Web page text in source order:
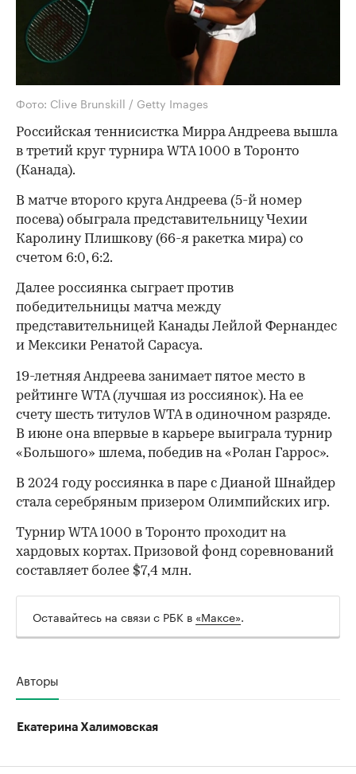
Фото: Clive Brunskill / Getty Images
Российская теннисистка Мирра Андреева вышла
в третий круг турнира WTA 1000 в Торонто
(Канада).
В матче второго круга Андреева (5-й номер
посева) обыграла представительницу Чехии
Каролину Плишкову (66-я ракетка мира) со
счетом 6:0, 6:2.
Далее россиянка сыграет против
победительницы матча между
представительницей Канады Лейлой Фернандес
и Мексики Ренатой Сарасуа.
00:00 / 00:00
19-летняя Андреева занимает пятое место в
рейтинге WTA (лучшая из россиянок). На ее
счету шесть титулов WTA в одиночном разряде.
В июне она впервые в карьере выиграла турнир
«Большого» шлема, победив на «Ролан Гаррос».
В 2024 году россиянка в паре с Дианой Шнайдер
стала серебряным призером Олимпийских игр.
Турнир WTA 1000 в Торонто проходит на
хардовых кортах. Призовой фонд соревнований
составляет более $7,4 млн.
Оставайтесь на связи с РБК в «Максе».
Авторы
Екатерина Халимовская